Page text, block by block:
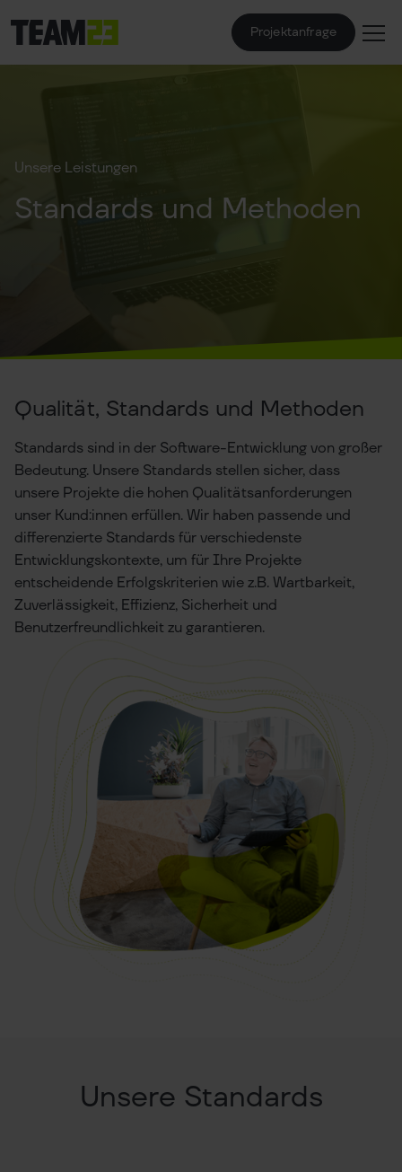
Projektanfrage
Unsere Leistungen
Standards und Methoden
Qualität, Standards und Methoden
Standards sind in der Software-Entwicklung von großer
Bedeutung. Unsere Standards stellen sicher, dass
unsere Projekte die hohen Qualitätsanforderungen
unser Kund:innen erfüllen. Wir haben passende und
differenzierte Standards für verschiedenste
Entwicklungskontexte, um für Ihre Projekte
entscheidende Erfolgskriterien wie z.B. Wartbarkeit,
Zuverlässigkeit, Effizienz, Sicherheit und
Benutzerfreundlichkeit zu garantieren.
Unsere Standards